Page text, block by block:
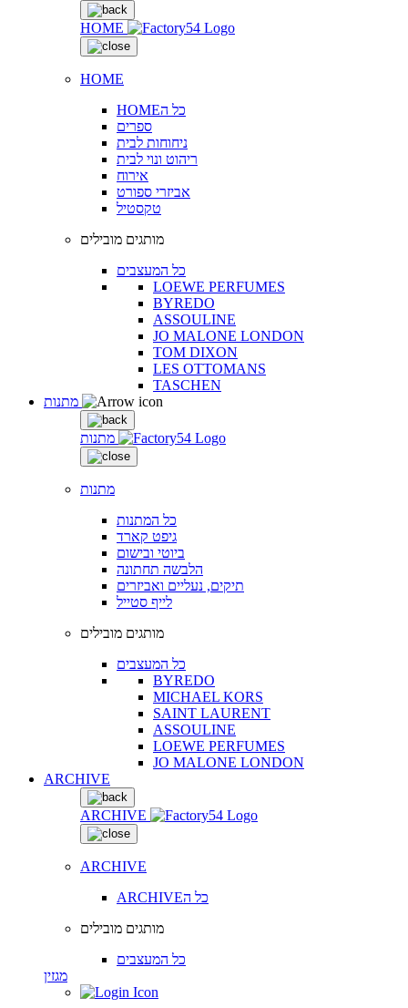
HOME
HOME
HOMEכל ה
ספרים
ניחוחות לבית
ריהוט ונוי לבית
אירוח
אביזרי ספורט
טקסטיל
מותגים מובילים
כל המעצבים
LOEWE PERFUMES
BYREDO
ASSOULINE
JO MALONE LONDON
TOM DIXON
LES OTTOMANS
TASCHEN
מתנות
מתנות
כל המתנות
גיפט קארד
ביוטי ובישום
הלבשה תחתונה
תיקים, נעליים ואביזרים
לייף סטייל
מותגים מובילים
כל המעצבים
BYREDO
MICHAEL KORS
SAINT LAURENT
ASSOULINE
LOEWE PERFUMES
JO MALONE LONDON
ARCHIVE
ARCHIVE
ARCHIVE
ARCHIVEכל ה
מותגים מובילים
כל המעצבים
מגזין